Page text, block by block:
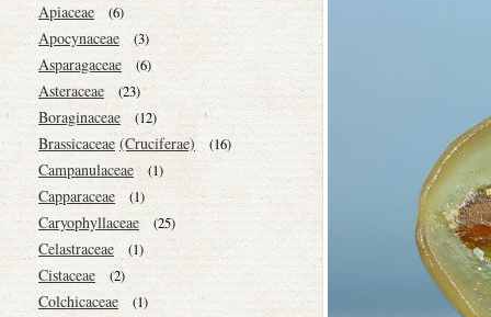
Apiaceae (6)
Apocynaceae (3)
Asparagaceae (6)
Asteraceae (23)
Boraginaceae (12)
Brassicaceae (Cruciferae) (16)
Campanulaceae (1)
Capparaceae (1)
Caryophyllaceae (25)
Celastraceae (1)
Cistaceae (2)
Colchicaceae (1)